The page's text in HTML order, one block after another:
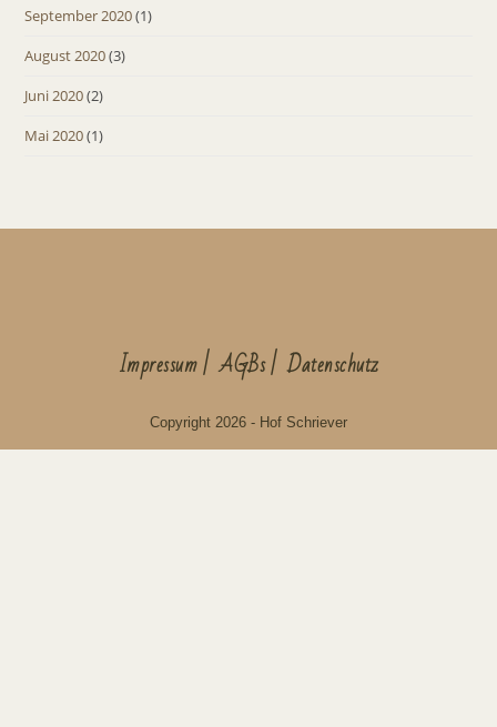
September 2020(1)
August 2020(3)
Juni 2020(2)
Mai 2020(1)
Impressum AGBs Datenschutz
Copyright 2026 - Hof Schriever